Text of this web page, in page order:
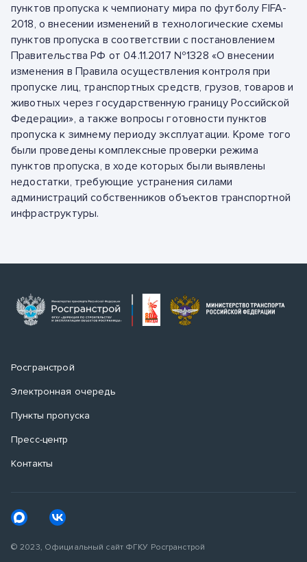
пунктов пропуска к чемпионату мира по футболу FIFA-
2018, о внесении изменений в технологические схемы
пунктов пропуска в соответствии с постановлением
Правительства РФ от 04.11.2017 №1328 «О внесении
изменения в Правила осуществления контроля при
пропуске лиц, транспортных средств, грузов, товаров и
животных через государственную границу Российской
Федерации», а также вопросы готовности пунктов
пропуска к зимнему периоду эксплуатации. Кроме того
были проведены комплексные проверки режима
пунктов пропуска, в ходе которых были выявлены
недостатки, требующие устранения силами
администраций собственников объектов транспортной
инфраструктуры.
Росгранстрой
Электронная очередь
Пункты пропуска
Пресс-центр
Контакты
© 2023, Официальный сайт ФГКУ Росгранстрой